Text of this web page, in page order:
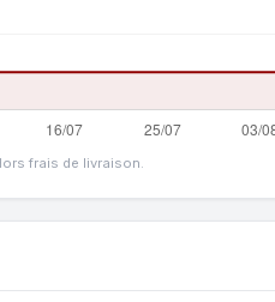
frais de livraison.